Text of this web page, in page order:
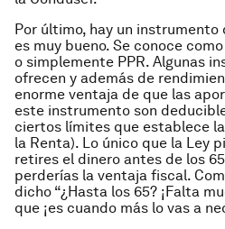
Por último, hay un
es muy bueno. Se conoce
o simplemente PPR. Algunas
ofrecen y además de
enorme ventaja de que las
este instrumento son
ciertos límites que establece
la Renta). Lo único que la Ley
retires el dinero antes de los
perderías la ventaja fiscal.
dicho “¿Hasta los 65? ¡Falta
que ¡es cuando más lo vas a